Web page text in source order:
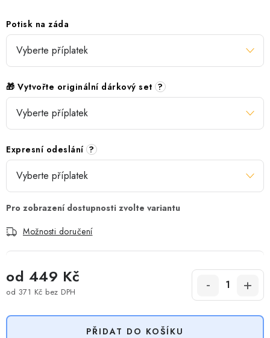
Potisk na záda
🎁 Vytvořte originální dárkový set ?
Expresní odeslání ?
Možnosti doručení
od 449 Kč
od 371 Kč bez DPH
PŘIDAT DO KOŠÍKU